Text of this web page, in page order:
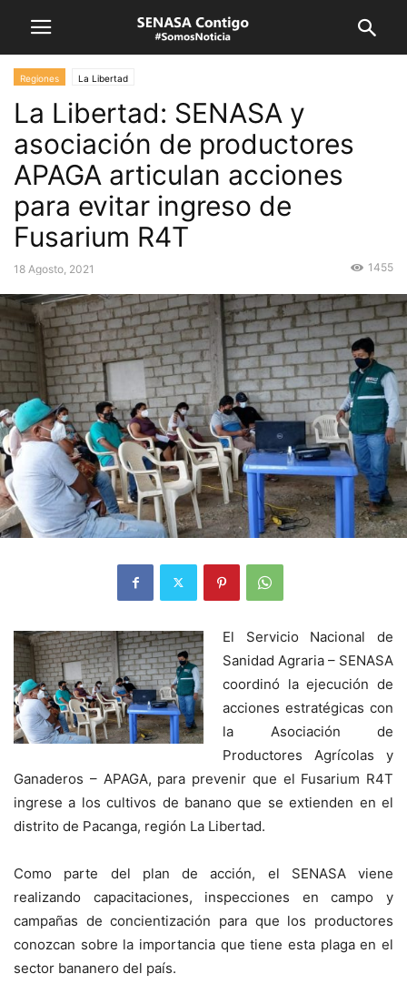
Regiones La Libertad
La Libertad: SENASA y
asociación de productores
APAGA articulan acciones
para evitar ingreso de
Fusarium R4T
18 Agosto, 2021 1455
El Servicio Nacional de
Sanidad Agraria – SENASA
coordinó la ejecución de
acciones estratégicas con
la Asociación de
Productores Agrícolas y
Ganaderos – APAGA, para prevenir que el Fusarium R4T
ingrese a los cultivos de banano que se extienden en el
distrito de Pacanga, región La Libertad.
Como parte del plan de acción, el SENASA viene
realizando capacitaciones, inspecciones en campo y
campañas de concientización para que los productores
conozcan sobre la importancia que tiene esta plaga en el
sector bananero del país.